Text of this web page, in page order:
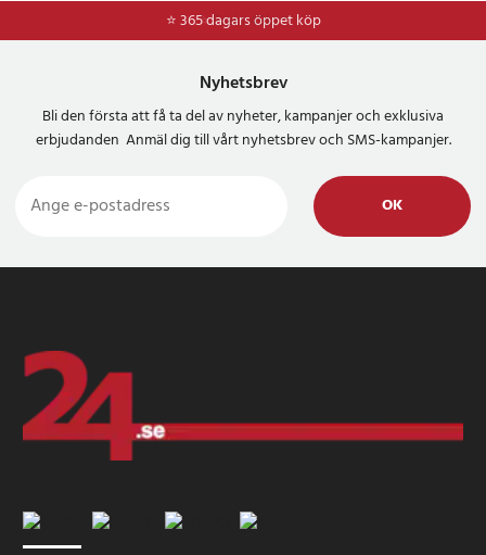
⭐ 365 dagars öppet köp
⭐Frakt 49kr *
Nyhetsbrev
Bli den första att få ta del av nyheter, kampanjer och exklusiva
erbjudanden Anmäl dig till vårt nyhetsbrev och SMS-kampanjer.
OK